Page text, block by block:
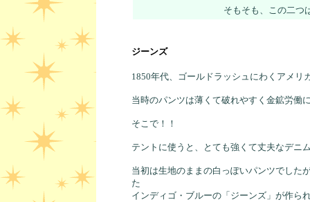
そもそも、この二つ
ジーンズ
1850年代、ゴールドラッシュにわくアメ
当時のパンツは薄くて破れやすく金鉱労働
そこで！！
テントに使うと、とても強くて丈夫なデニ
当初は生地のままの白っぽいパンツでした
た
インディゴ・ブルーの「ジーンズ」が作ら